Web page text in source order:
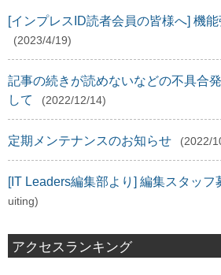
[インプレスID読者会員の皆様へ] 機
(2023/4/19)
記事の続きが読めないなどの不具合
して
(2022/12/14)
定期メンテナンスのお知らせ (2022/
[IT Leaders編集部より] 編集スタッフ
uiting)
アクセスランキング